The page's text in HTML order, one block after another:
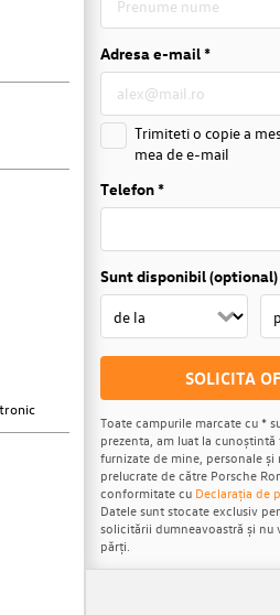
Adresa e-mail *
Trimiteti o copie a
mea de e-mail
Telefon *
Sunt disponibil (optional)
SOLICITA
Toate campurile marcate cu *
prezenta, am luat la
furnizate de mine, personale
prelucrate de către Porsche
conformitate cu Declarația de
Datele sunt stocate exclusiv
solicitării dumneavoastră și
părți.